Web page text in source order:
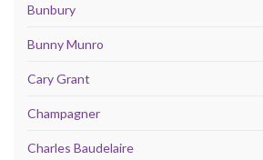
Bunbury
Bunny Munro
Cary Grant
Champagner
Charles Baudelaire